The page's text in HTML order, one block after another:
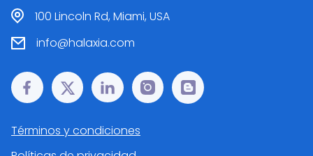
100 Lincoln Rd, Miami, USA
info@halaxia.com
Términos y condiciones